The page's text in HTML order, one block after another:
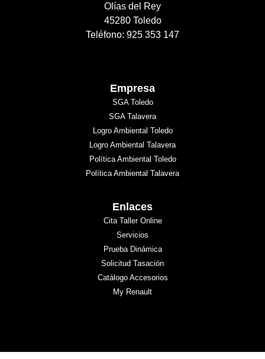
Olías del Rey
45280 Toledo
Teléfono: 925 353 147
Empresa
SGA Toledo
SGA Talavera
Logro Ambiental Toledo
Logro Ambiental Talavera
Política Ambiental Toledo
Política Ambiental Talavera
Enlaces
Cita Taller Online
Servicios
Prueba Dinámica
Solicitud Tasación
Catálogo Accesorios
My Renault